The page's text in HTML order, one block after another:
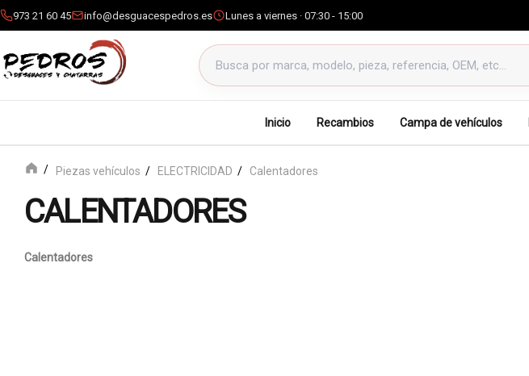
973 21 60 45 info@desguacespedros.es Lunes a viernes · 07:30 - 15:00
Buscar productos
Inicio Recambios Campa de vehículos
Piezas vehículos ELECTRICIDAD Calentadores
CALENTADORES
Calentadores